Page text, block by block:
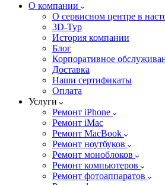
О компании
О сервисном центре в
3D-Тур
История компании
Блог
Корпоративное
Доставка
Наши сертификаты
Оплата
Услуги
Ремонт iPhone
Ремонт iMac
Ремонт MacBook
Ремонт ноутбуков
Ремонт моноблоков
Ремонт компьютеров
Ремонт фотоаппаратов